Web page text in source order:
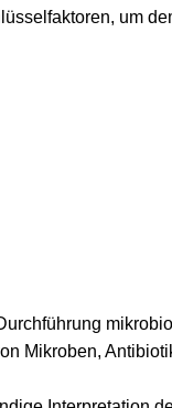
um
Mikroben,